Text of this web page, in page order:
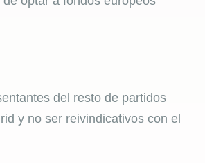
del resto de partidos
y no ser reivindicativos con el